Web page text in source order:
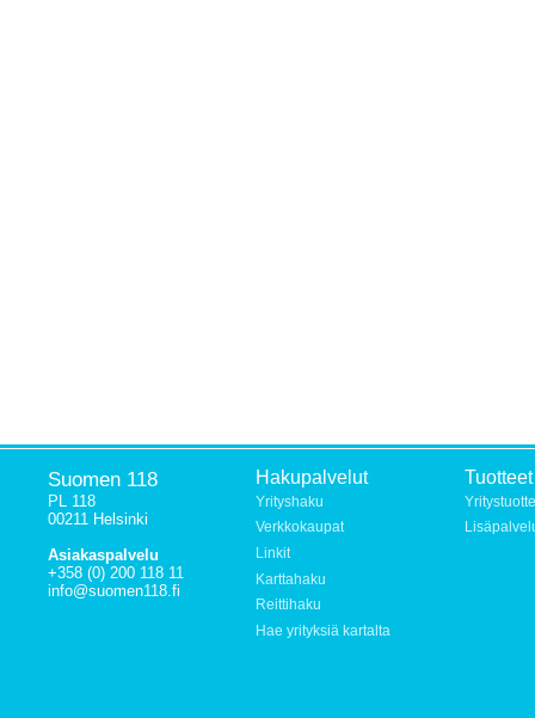
Suomen 118
PL 118
00211 Helsinki
Asiakaspalvelu
+358 (0) 200 118 11
info@suomen118.fi
Hakupalvelut
Yrityshaku
Verkkokaupat
Linkit
Karttahaku
Reittihaku
Hae yrityksiä kartalta